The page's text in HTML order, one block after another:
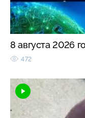
8 августа 2026
472